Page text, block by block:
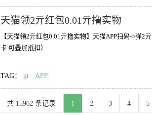
天猫领2亓红包0.01亓撸实物
【天猫领2亓红包0.01亓撸实物】天猫APP扫码->弹
卡 可叠加抵扣）
TAG： gt APP
共 15962条记录 1 2 3 4 5